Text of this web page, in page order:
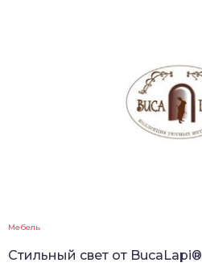
Мебель
Стильный свет от BucaLapi®